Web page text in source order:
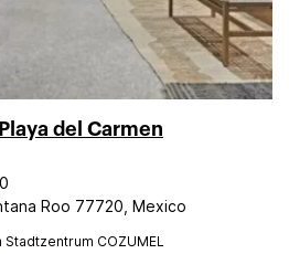
del Carmen
Roo 77720, Mexico
Stadtzentrum COZUMEL